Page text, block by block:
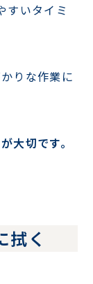
すいタイミ
りな作業に
大切です。
く